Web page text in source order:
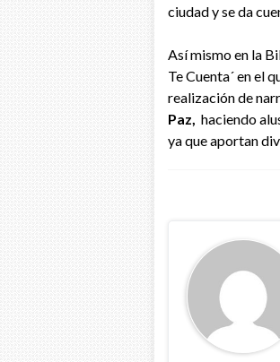
ciudad y se da
Así mismo en la
Te Cuenta´ en el
realización de
Paz, haciendo
ya que aportan